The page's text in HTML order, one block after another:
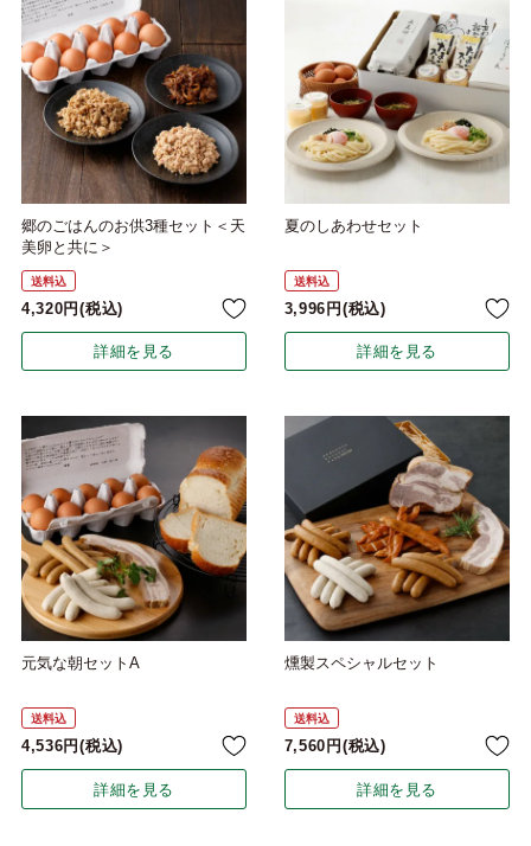
郷のごはんのお供3種セット＜天
美卵と共に＞
送料込
4,320 税込
詳細を見る
夏のしあわせセット
送料込
3,996 税込
詳細を見る
元気な朝セットA
送料込
4,536 税込
詳細を見る
燻製スペシャルセット
送料込
7,560 税込
詳細を見る